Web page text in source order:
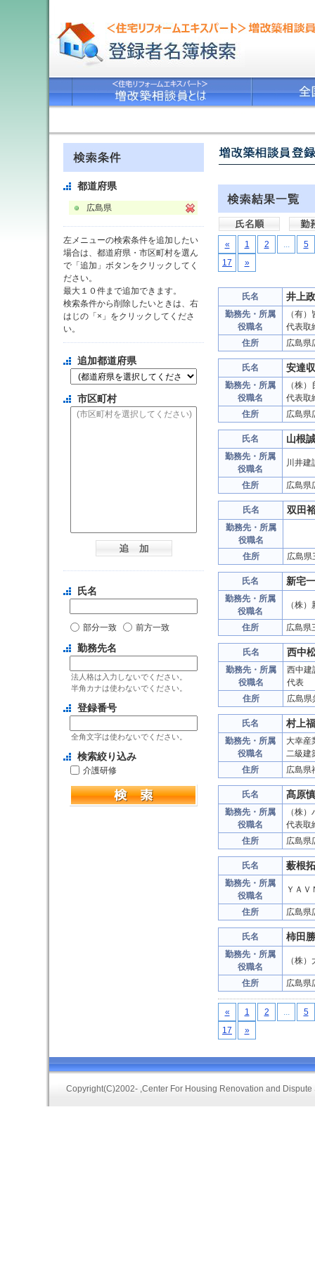
都道府県
広島県
左メニューの検索条件を追加したい
場合は、都道府県・市区町村を選ん
で「追加」ボタンをクリックしてく
ださい。
最大１０件まで追加できます。
検索条件から削除したいときは、右
はじの「×」をクリックしてくださ
い。
追加都道府県
市区町村
氏名
部分一致 前方一致
勤務先名
法人格は入力しないでください。
半角カナは使わないでください。
登録番号
全角文字は使わないでください。
検索絞り込み
介護研修
« 1 2 ...
5
17
»
氏名 井上
勤務先・所属
役職名
（有
代表取
住所
広島
氏名 安達
勤務先・所属
役職名
（株
代表取
住所
広島
氏名 山根誠
勤務先・所属
役職名
川井建
住所 広島
氏名 双田
勤務先・所属
役職名
住所
広島
氏名 新宅
勤務先・所属
役職名
（株
住所 広島
氏名 西中
勤務先・所属
役職名
西中建
代表
住所
広島
氏名 村上
勤務先・所属
役職名
大幸産
二級建
住所
広島
氏名 髙原
勤務先・所属
役職名
（株
代表取
住所
広島
氏名 薮根拓
勤務先・所属
役職名
ＹＡ
住所 広島
氏名 柿田
勤務先・所属
役職名
（株
住所 広島
« 1 2 ...
5
17
»
Copyright(C)2002- ,Center For Housing Renovation and Dispute